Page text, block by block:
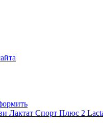
Лактат Спорт Плюс 2